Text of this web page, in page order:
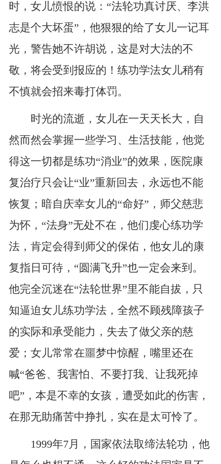
时，女儿愤恨的说：“法轮功真讨厌、李洪
志是个大坏蛋”，他狠狠的给了女儿一记耳
光，警告她不许胡说，这是对大法的不
敬，将会受到报应的！练功学法女儿稍有
不慎就会招来毒打体罚。
时光的流逝，女儿在一天天长大，自
然而然会掌握一些学习、生活技能，他觉
得这一切都是练功“消业”的效果，医院康
复治疗只会让“业”重新回去，永远也不能
恢复；暗自庆幸女儿的“命好”，师父慈悲
为怀，“法身”无处不在，他们虔心练功学
法，肯定会得到师父的保佑，他女儿的康
复指日可待，“圆满飞升”也一定会来到。
他完全沉迷在“法轮世界”里不能自拔，只
知逼迫女儿练功学法，全然不顾残障孩子
的实际和承受能力，失去了做父亲的慈
爱；女儿常常在噩梦中惊醒，嘴里还在
喊“爸爸、我害怕、不要打我、让我死掉
吧”，本是不幸的女孩，遭受如此的伤害，
在那无助痛苦中挣扎，实在是太可怜了。
1999年7月，国家依法取缔法轮功，他